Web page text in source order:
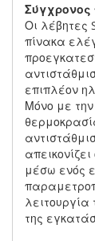
Σύγχρονος
Οι λέβητες
πίνακα
επιπλέον
Μόνο με την
μέσω ενός
της